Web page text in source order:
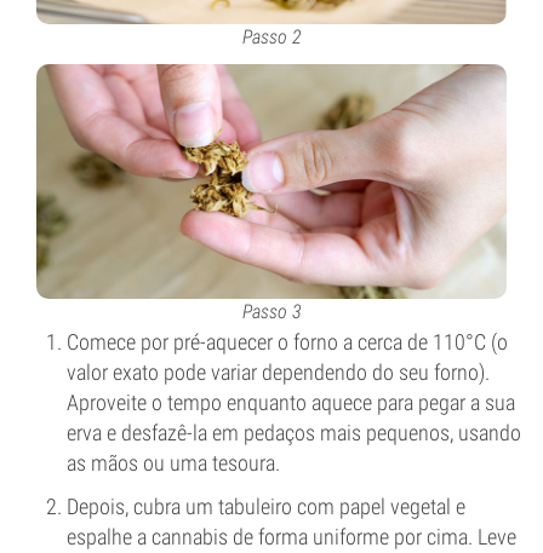
Passo 2
Passo 3
Comece por pré-aquecer o forno a cerca de 110°C (o
valor exato pode variar dependendo do seu forno).
Aproveite o tempo enquanto aquece para pegar a sua
erva e desfazê-la em pedaços mais pequenos, usando
as mãos ou uma tesoura.
Depois, cubra um tabuleiro com papel vegetal e
espalhe a cannabis de forma uniforme por cima. Leve